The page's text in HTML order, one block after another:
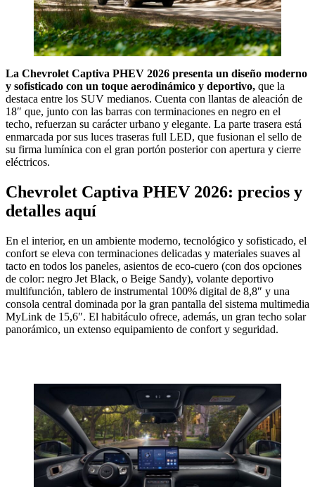
La Chevrolet Captiva PHEV 2026 presenta un diseño moderno
y sofisticado con un toque aerodinámico y deportivo, que la
destaca entre los SUV medianos. Cuenta con llantas de aleación de
18″ que, junto con las barras con terminaciones en negro en el
techo, refuerzan su carácter urbano y elegante. La parte trasera está
enmarcada por sus luces traseras full LED, que fusionan el sello de
su firma lumínica con el gran portón posterior con apertura y cierre
eléctricos.
Chevrolet Captiva PHEV 2026: precios y
detalles aquí
En el interior, en un ambiente moderno, tecnológico y sofisticado, el
confort se eleva con terminaciones delicadas y materiales suaves al
tacto en todos los paneles, asientos de eco-cuero (con dos opciones
de color: negro Jet Black, o Beige Sandy), volante deportivo
multifunción, tablero de instrumental 100% digital de 8,8″ y una
consola central dominada por la gran pantalla del sistema multimedia
MyLink de 15,6″. El habitáculo ofrece, además, un gran techo solar
panorámico, un extenso equipamiento de confort y seguridad.